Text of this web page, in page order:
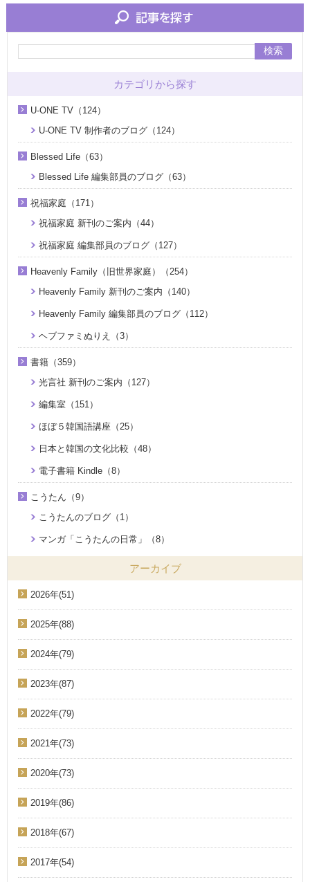
検索
カテゴリから探す
U-ONE TV（124）
U-ONE TV 制作者のブログ（124）
Blessed Life（63）
Blessed Life 編集部員のブログ（63）
祝福家庭（171）
祝福家庭 新刊のご案内（44）
祝福家庭 編集部員のブログ（127）
Heavenly Family（旧世界家庭）（254）
Heavenly Family 新刊のご案内（140）
Heavenly Family 編集部員のブログ（112）
ヘブファミぬりえ（3）
書籍（359）
光言社 新刊のご案内（127）
編集室（151）
ほぼ５韓国語講座（25）
日本と韓国の文化比較（48）
電子書籍 Kindle（8）
こうたん（9）
こうたんのブログ（1）
マンガ「こうたんの日常」（8）
アーカイブ
2026年(51)
2025年(88)
2024年(79)
2023年(87)
2022年(79)
2021年(73)
2020年(73)
2019年(86)
2018年(67)
2017年(54)